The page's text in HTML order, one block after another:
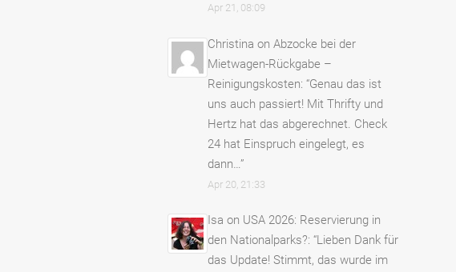
Apr 21, 08:09
Christina on Abzocke bei der
Mietwagen-Rückgabe –
Reinigungskosten: “Genau das ist
uns auch passiert! Mit Thrifty und
Hertz hat das abgerechnet. Check
24 hat Einspruch eingelegt, es
dann… ”
Apr 20, 21:33
Isa on USA 2026: Reservierung in
den Nationalparks?: “Lieben Dank für
das Update! Stimmt, das wurde im